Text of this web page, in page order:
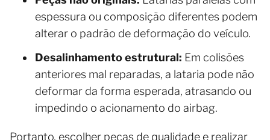
espessura ou composição diferentes podem
alterar o padrão de deformação do veículo.
Desalinhamento estrutural: Em colisões
anteriores mal reparadas, a lataria pode não
deformar da forma esperada, atrasando ou
impedindo o acionamento do airbag.
Portanto, escolher peças de qualidade e realizar